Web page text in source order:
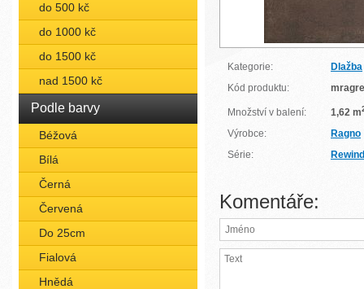
do 500 kč
do 1000 kč
do 1500 kč
nad 1500 kč
Podle barvy
Béžová
Bílá
Černá
Červená
Do 25cm
Fialová
Hnědá
Kategorie:
Dlažba
Kód produktu:
Množství v balení: 1,62 m
Výrobce:
Ragno
Série:
Rewind
Komentáře: